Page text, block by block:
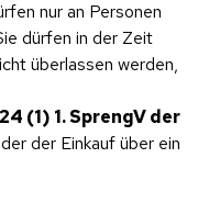
nur an Personen
dürfen in der Zeit
überlassen werden,
(1) 1. SprengV der
der Einkauf über ein